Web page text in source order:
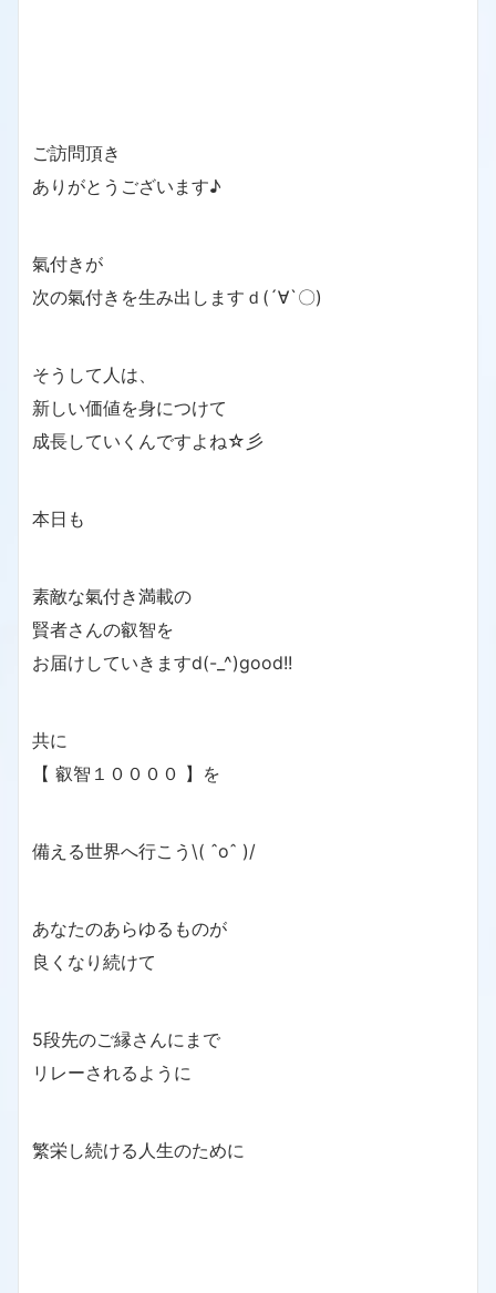
ご訪問頂き
ありがとうございます♪
氣付きが
次の氣付きを生み出しますｄ(´∀`〇)
そうして人は、
新しい価値を身につけて
成長していくんですよね☆彡
本日も
素敵な氣付き満載の
賢者さんの叡智を
お届けしていきますd(-_^)good!!
共に
【 叡智１００００ 】を
備える世界へ行こう\( ˆoˆ )/
あなたのあらゆるものが
良くなり続けて
5段先のご縁さんにまで
リレーされるように
繁栄し続ける人生のために